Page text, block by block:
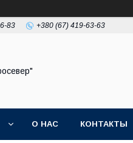
83 +380 (67) 419-63-63
О НАС КОНТАКТЫ